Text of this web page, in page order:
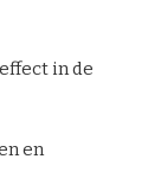
in de
en